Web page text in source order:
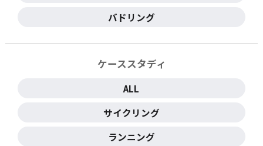
バドリング
ケーススタディ
ALL
サイクリング
ランニング